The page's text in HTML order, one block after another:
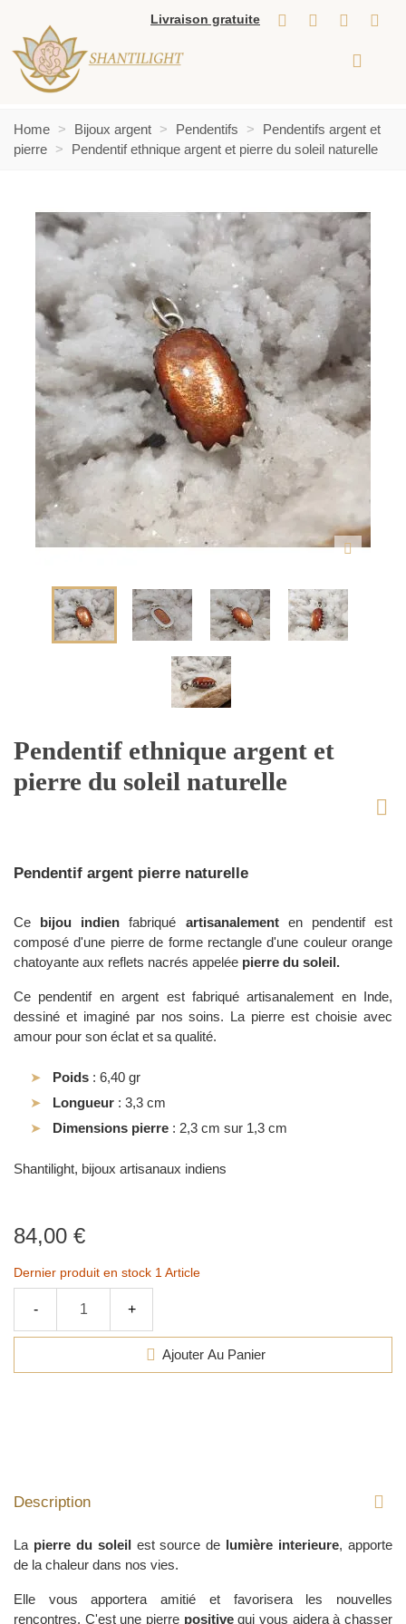
Livraison gratuite
Home > Bijoux argent > Pendentifs >
Pendentifs argent et
pierre > Pendentif ethnique argent et pierre du soleil naturelle
Pendentif ethnique argent et
pierre du soleil naturelle
Pendentif argent pierre naturelle
Ce bijou indien fabriqué artisanalementen pendentif est
composé d'une pierre de forme rectangle d'une couleur orange
chatoyante aux reflets nacrés appelée pierre du soleil.
Ce pendentif en argent est fabriqué artisanalement en Inde,
dessiné et imaginé par nos soins. La pierre est choisie avec
amour pour son éclat et sa qualité.
Poids : 6,40 gr
Longueur : 3,3 cm
Dimensions pierre : 2,3 cm sur 1,3 cm
Shantilight, bijoux artisanaux indiens
84,00 €
Dernier produit en stock 1 Article
- +
Ajouter Au Panier
Description
La pierre du soleil est source de lumière interieure, apporte
de la chaleur dans nos vies.
Elle vous apportera amitié et favorisera les nouvelles
rencontres. C'est une pierre positivequi vous aidera à chasser